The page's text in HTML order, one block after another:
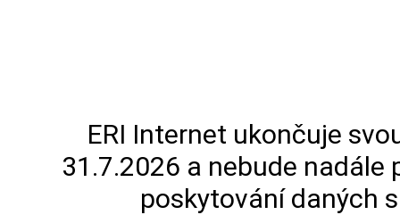
ERI Internet ukončuje
31.7.2026 a nebude nadále
poskytování daných